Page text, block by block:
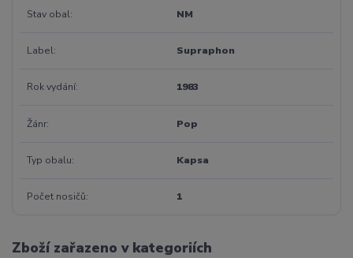
Stav obal NM
Label Supraphon
Rok vydání 1983
Žánr Pop
Typ obalu Kapsa
Počet nosičů 1
Zboží zařazeno v kategoriích